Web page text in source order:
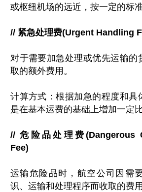
或枢纽机场的远近，按一定的标准
// 紧急处理费(Urgent Handling
对于需要加急处理或优先运输的
取的额外费用。
计算方式：根据加急的程度和具
是在基本运费的基础上增加一定
// 危险品处理费(Dangerous
Fee)
运输危险品时，航空公司因需
识、运输和处理程序而收取的费用